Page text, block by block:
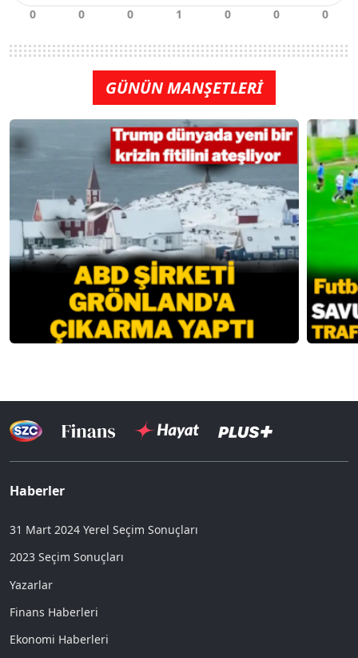
GÜNÜN MANŞETLERİ
Haberler
31 Mart 2024 Yerel Seçim Sonuçları
2023 Seçim Sonuçları
Yazarlar
Finans Haberleri
Ekonomi Haberleri